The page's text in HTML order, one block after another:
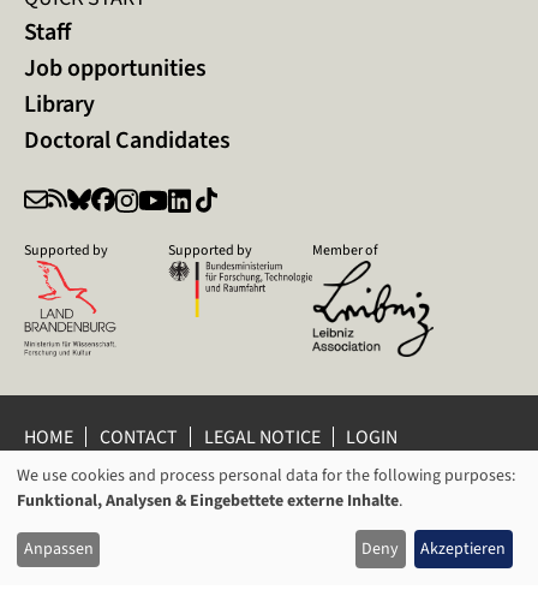
Staff
Job opportunities
Library
Doctoral Candidates
Supported by Supported by Member of
HOME CONTACT LEGAL NOTICE
LOGIN
PRIVACY POLICY
PRIVACY SETTINGS
WHISTLEBLOWER PROTECTION
© 2026 Leibniz Centre for Contemporary History Potsdam
USAGE
OF
PERSONAL
We use cookies and process personal data for the following purposes:
Funktional, Analysen & Eingebettete externe Inhalte.
Anpassen Deny Akzeptieren